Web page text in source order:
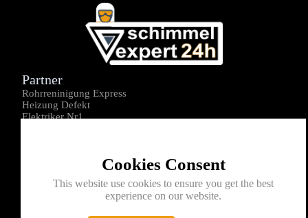
Cookies Consent
This website use cookies to ensure you get the best
experience on our website.
Partner
Rohrreninigung Express
Heizung Defekt
Elektriker Nr1
Kontakt